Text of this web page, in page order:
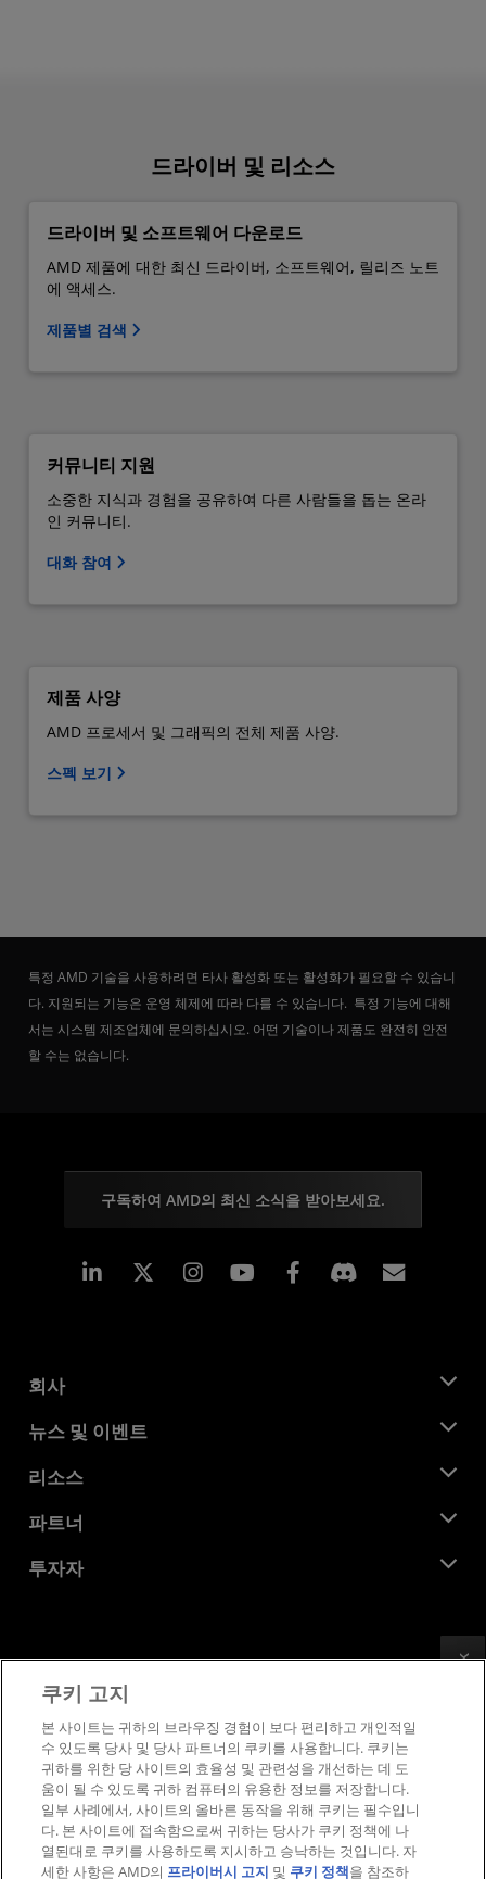
드라이버 및 리소스
드라이버 및 소프트웨어 다운로드
AMD 제품에 대한 최신 드라이버, 소프트웨어, 릴리즈 노트
에 액세스.
제품별 검색
커뮤니티 지원
소중한 지식과 경험을 공유하여 다른 사람들을 돕는 온라
인 커뮤니티.
대화 참여
제품 사양
AMD 프로세서 및 그래픽의 전체 제품 사양.
스펙 보기
특정 AMD 기술을 사용하려면 타사 활성화 또는 활성화가 필요할 수 있습니
다. 지원되는 기능은 운영 체제에 따라 다를 수 있습니다. 특정 기능에 대해
서는 시스템 제조업체에 문의하십시오. 어떤 기술이나 제품도 완전히 안전
할 수는 없습니다.
구독하여 AMD의 최신 소식을 받아보세요.
Linkedin Instagram Facebook
회사
AMD 소개
기업의 사회적 책임
채용
문의하기
뉴스 및 이벤트
뉴스룸
미디어 라이브러리
리소스
개발자 센트럴
사례 연구
파트너
AMD 파트너 허브
투자자
이사위원회
거버넌스 문서
SEC 신고서
상표
공급망 투명성
공정 및 공개 경쟁
영국 세금 전략
쿠키 정책
쿠키 설정
쿠키 고지
본 사이트는 귀하의 브라우징 경험이 보다 편리하고 개인적일
수 있도록 당사 및 당사 파트너의 쿠키를 사용합니다. 쿠키는
귀하를 위한 당 사이트의 효율성 및 관련성을 개선하는 데 도
움이 될 수 있도록 귀하 컴퓨터의 유용한 정보를 저장합니다.
일부 사례에서, 사이트의 올바른 동작을 위해 쿠키는 필수입니
다. 본 사이트에 접속함으로써 귀하는 당사가 쿠키 정책에 나
열된대로 쿠키를 사용하도록 지시하고 승낙하는 것입니다. 자
세한 사항은 AMD의 프라이버시 고지 및 쿠키 정책을 참조하